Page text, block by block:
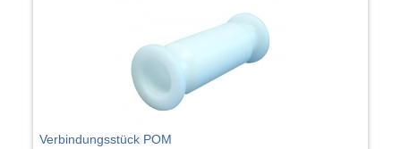
Verbindungsstück POM